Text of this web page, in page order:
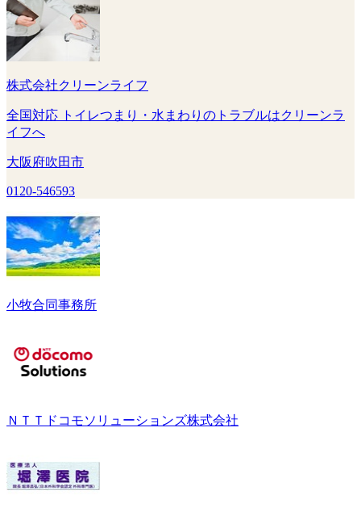
株式会社クリーンライフ
全国対応 トイレつまり・水まわりのトラブルはクリーンラ
イフへ
大阪府吹田市
0120-546593
小牧合同事務所
ＮＴＴドコモソリューションズ株式会社